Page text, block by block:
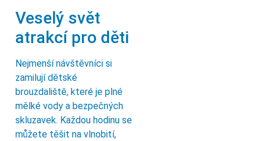
Veselý svět
atrakcí pro děti
Nejmenší návštěvníci si
zamilují dětské
brouzdaliště, které je plné
mělké vody a bezpečných
skluzavek. Každou hodinu se
můžete těšit na vlnobití,